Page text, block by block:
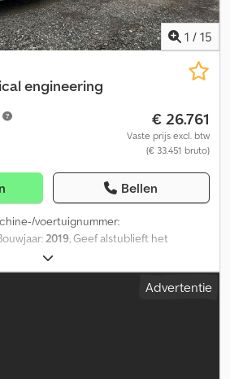
1 / 15
engineering
€ 26.761
Vaste prijs excl. btw
(€ 33.451 bruto)
Bellen
voertuignummer:
2019 , Geef alstublieft het
aanvraag: 21327 Specificaties: Met
2019 Banden (zie foto's) Nieuwe
cm Breedte: 255 cm Asafstand: 136 / 136
Advertentie